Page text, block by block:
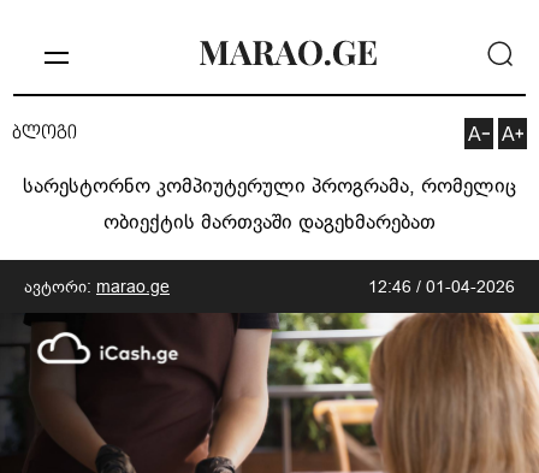
ბლოგი
სარესტორნო კომპიუტერული პროგრამა, რომელიც
ობიექტის მართვაში დაგეხმარებათ
ავტორი: marao.ge 12:46 / 01-04-2026